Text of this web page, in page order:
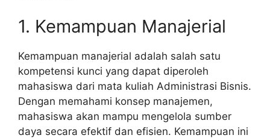
1. Kemampuan Manajerial
Kemampuan manajerial adalah salah satu
kompetensi kunci yang dapat diperoleh
mahasiswa dari mata kuliah Administrasi Bisnis.
Dengan memahami konsep manajemen,
mahasiswa akan mampu mengelola sumber
daya secara efektif dan efisien. Kemampuan ini